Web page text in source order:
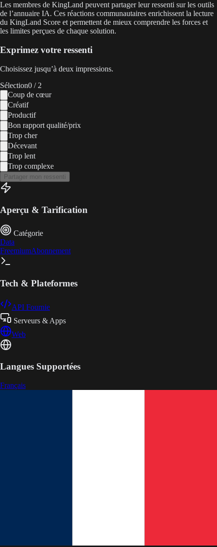
Les membres de KingLand peuvent partager leur ressenti sur les outils
de l’annuaire IA. Ces réactions communautaires enrichissent la lecture
du KingLand Score et permettent de mieux comprendre les forces et
les limites perçues de chaque solution.
Exprimez votre ressenti
Choisissez jusqu’à deux impressions.
Sélection0 / 2
Coup de cœur
Créatif
Productif
Bon rapport qualité/prix
Trop cher
Décevant
Trop lent
Trop complexe
Partager mon ressenti
Aperçu & Tarification
Catégorie
Data
FreemiumAbonnement
Tech & Plateformes
API Fournie
Serveurs & Apps
Web
Langues Supportées
Français